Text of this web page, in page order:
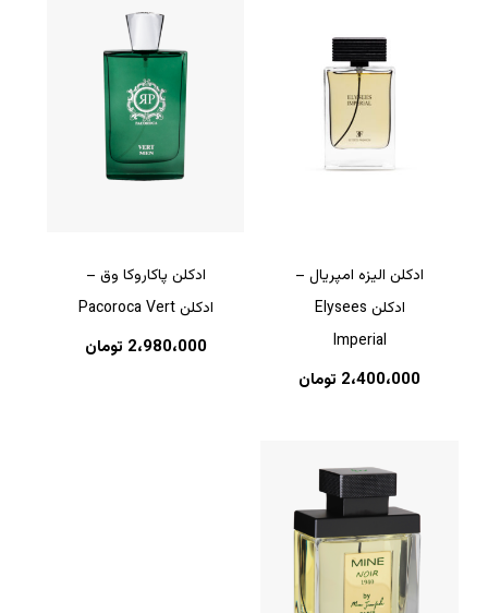
ادکلن الیزه امپریال –
ادکلن Elysees
Imperial
2،400،000 تومان
ادکلن پاکاروکا وق –
ادکلن Pacoroca Vert
2،980،000 تومان